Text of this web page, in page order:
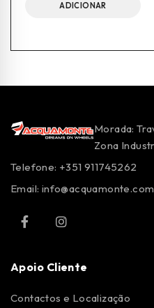
ADICIONAR
Morada:
Zona
Telefone: +351 911745262
Email: info@acquamonte.com
Apoio Cliente
Contactos e Localização